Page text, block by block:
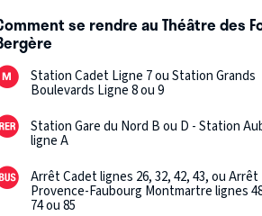
comme un événement
prêts pour une nouvelle aventure
se rendre au Théâtre des
Station Cadet Ligne 7 ou Station Grands
Boulevards Ligne 8 ou 9
Station Gare du Nord B ou D - Station
ligne A
Arrêt Cadet lignes 26, 32, 42, 43, ou Arrêt
Provence-Faubourg Montmartre lignes
74 ou 85